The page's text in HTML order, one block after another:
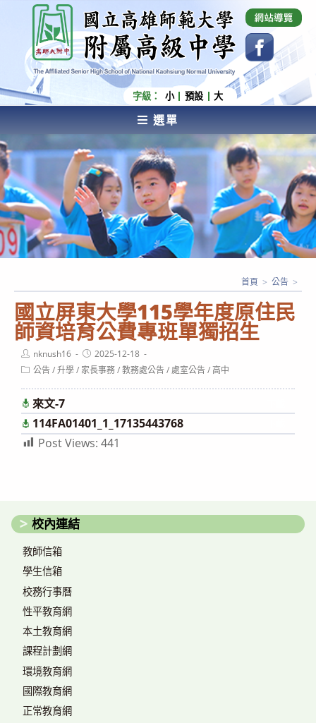
內
容
國立高雄師範大學附屬高級中學 Affiliated Senior
High School of National Kaohsiung Normal
University
字級： 小 預設 大
選單
AFFILIATED SENIOR HIGH SCHOOL OF NATIONAL
KAOHSIUNG NORMAL UNIVERSITY
國立屏東大學115學年度原住民
師資培育公費專班單獨招生
首頁 > 公告 >
Post
author:
nknush16
Post
published:
2025-12-18
Post公告/升學/ 家長事務/教務處公告/處室公告/高中
來文-7
114FA01401_1_17135443768
Post Views: 441
校內連結
教師信箱
學生信箱
校務行事曆
性平教育網
本土教育網
課程計劃網
環境教育網
國際教育網
正常教育網